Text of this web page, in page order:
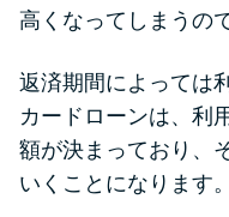
高くなってしまうの
返済期間によっては
カードローンは、利
額が決まっており、
いくことになります。